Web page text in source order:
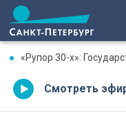
«Рупор 30-х»: Государственный музей
Смотреть